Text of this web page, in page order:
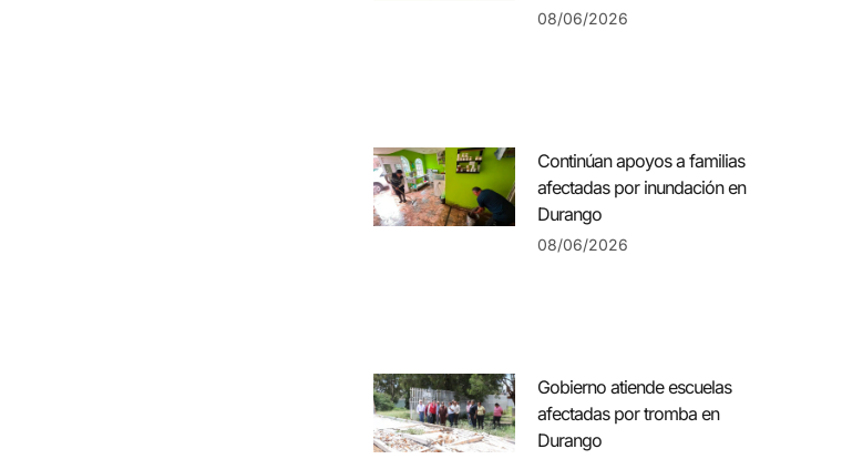
08/06/2026
Continúan apoyos a familias
afectadas por inundación en
Durango
08/06/2026
Gobierno atiende escuelas
afectadas por tromba en
Durango